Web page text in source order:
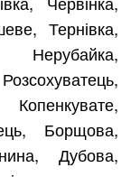
Тернівка,
Нерубайка,
Борщова,
Дубова,